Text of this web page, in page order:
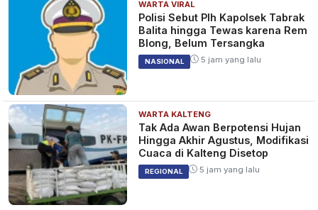
WARTA VIRAL
Polisi Sebut Plh Kapolsek Tabrak
Balita hingga Tewas karena Rem
Blong, Belum Tersangka
NASIONAL 5 jam yang lalu
WARTA KALTENG
Tak Ada Awan Berpotensi Hujan
Hingga Akhir Agustus, Modifikasi
Cuaca di Kalteng Disetop
REGIONAL 5 jam yang lalu